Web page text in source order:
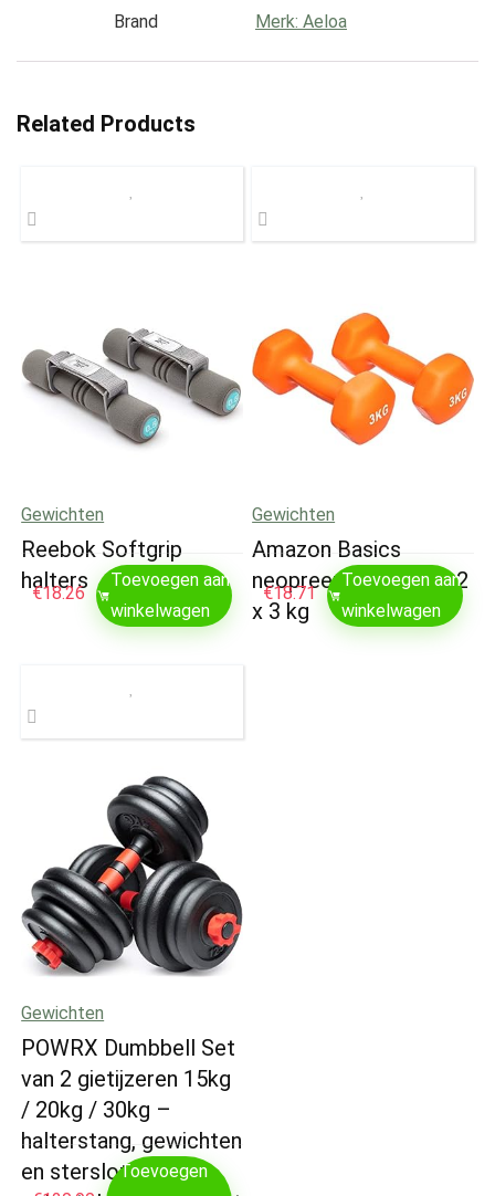
Brand Merk: Aeloa
Related Products
Gewichten
Reebok Softgrip
halters
€18.26
Toevoegen aan
winkelwagen
Gewichten
Amazon Basics
neopreen halterpaar, 2
x 3 kg
€18.71
Toevoegen aan
winkelwagen
Gewichten
POWRX Dumbbell Set
van 2 gietijzeren 15kg
/ 20kg / 30kg –
halterstang, gewichten
en sterslotenToevoegen